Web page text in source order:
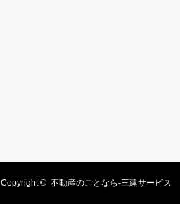
Copyright © 不動産のことなら-三建サービス